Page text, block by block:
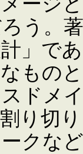
う。
」で
もの
ドメ
割り切
クな